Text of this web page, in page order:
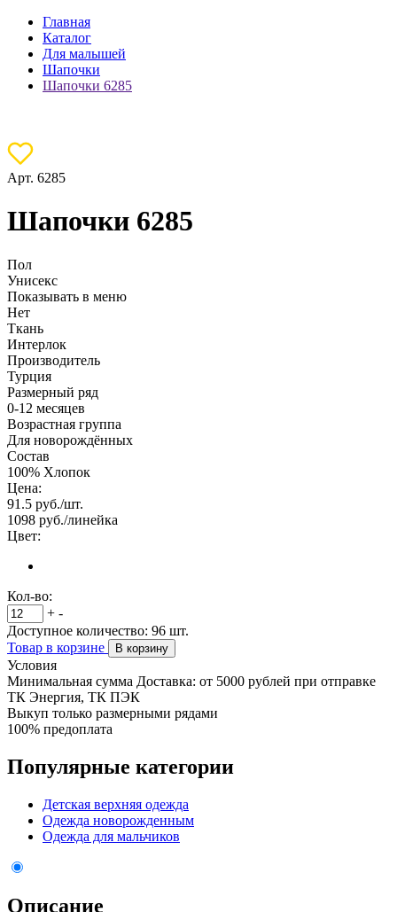
Главная
Каталог
Для малышей
Шапочки
Шапочки 6285
Арт. 6285
Шапочки 6285
Пол
Унисекс
Показывать в меню
Нет
Ткань
Интерлок
Производитель
Турция
Размерный ряд
0-12 месяцев
Возрастная группа
Для новорождённых
Состав
100% Хлопок
Цена:
91.5 руб./шт.
1098 руб./линейка
Цвет:
Кол-во:
+ -
Доступное количество: 96 шт.
Товар в корзине
В корзину
Условия
Минимальная сумма Доставка: от 5000 рублей при отправке
ТК Энергия, ТК ПЭК
Выкуп только размерными рядами
100% предоплата
Популярные категории
Детская верхняя одежда
Одежда новорожденным
Одежда для мальчиков
Описание